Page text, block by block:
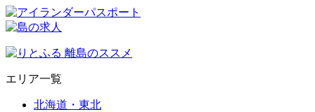
エリア一覧
北海道・東北